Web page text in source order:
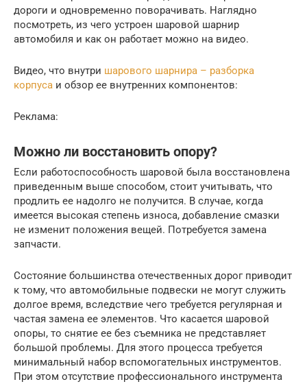
дороги и одновременно поворачивать. Наглядно
посмотреть, из чего устроен шаровой шарнир
автомобиля и как он работает можно на видео.
Видео, что внутри шарового шарнира – разборка
корпуса и обзор ее внутренних компонентов:
Реклама:
Можно ли восстановить опору?
Если работоспособность шаровой была восстановлена
приведенным выше способом, стоит учитывать, что
продлить ее надолго не получится. В случае, когда
имеется высокая степень износа, добавление смазки
не изменит положения вещей. Потребуется замена
запчасти.
Состояние большинства отечественных дорог приводит
к тому, что автомобильные подвески не могут служить
долгое время, вследствие чего требуется регулярная и
частая замена ее элементов. Что касается шаровой
опоры, то снятие ее без съемника не представляет
большой проблемы. Для этого процесса требуется
минимальный набор вспомогательных инструментов.
При этом отсутствие профессионального инструмента